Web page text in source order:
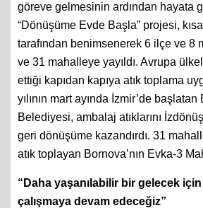
göreve gelmesinin ardından hayata
“Dönüşüme Evde Başla” projesi,
tarafından benimsenerek 6 ilçe ve 8
ve 31 mahalleye yayıldı. Avrupa
ettiği kapıdan kapıya atık toplama
yılının mart ayında İzmir’de
Belediyesi, ambalaj atıklarını
geri dönüşüme kazandırdı. 31
atık toplayan Bornova’nın Evka-3
“Daha yaşanılabilir bir gelecek
çalışmaya devam edeceğiz”